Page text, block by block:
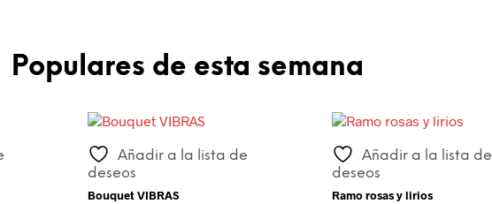
Populares de esta semana
Añadir a la lista de
deseos
Bouquet VIBRAS
Añadir a la lista de
deseos
Ramo rosas y lirios